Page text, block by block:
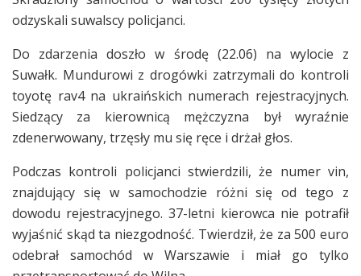
odzyskali suwalscy policjanci.
Do zdarzenia doszło w środę (22.06) na wylocie z
Suwałk. Mundurowi z drogówki zatrzymali do kontroli
toyotę rav4 na ukraińskich numerach rejestracyjnych.
Siedzący za kierownicą mężczyzna był wyraźnie
zdenerwowany, trzęsły mu się ręce i drżał głos.
Podczas kontroli policjanci stwierdzili, że numer vin,
znajdujący się w samochodzie różni się od tego z
dowodu rejestracyjnego. 37-letni kierowca nie potrafił
wyjaśnić skąd ta niezgodność. Twierdził, że za 500 euro
odebrał samochód w Warszawie i miał go tylko